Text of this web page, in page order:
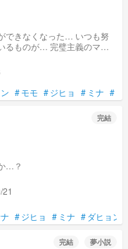
できなくなった… いつも努
完璧主義のマネ
恋愛小説です。
#モモ #ジヒョ # ミナ #
完結
…？
#ジヒョ # ミナ #ダヒョン
完結 夢小説